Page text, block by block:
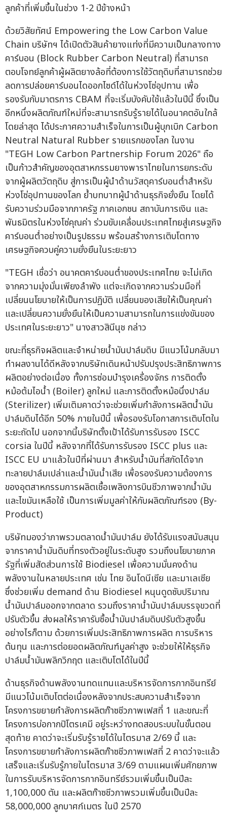
ลูกค้าที่เพิ่มขึ้นในช่วง 1-2 ปีข้างหน้า
ด้วยวิสัยทัศน์ Empowering the Low Carbon Value
Chain บริษัทฯ ได้เปิดตัวสินค้ายางแท่งที่มีความเป็นกลางทาง
คาร์บอน (Block Rubber Carbon Neutral) ที่สามารถ
ตอบโจทย์ลูกค้าผู้ผลิตยางล้อที่ต้องการใช้วัตถุดิบที่สามารถช่วย
ลดการปล่อยคาร์บอนไดออกไซด์ได้ในห่วงโซ่อุปทาน เพื่อ
รองรับกับมาตรการ CBAM ที่จะเริ่มบังคับใช้แล้วในปีนี้ ซึ่งเป็น
อีกหนึ่งผลิตภัณฑ์ใหม่ที่จะสามารถรับรู้รายได้ในอนาคตอันใกล้
โดยล่าสุด ได้ประกาศความสำเร็จในการเป็นผู้บุกเบิก Carbon
Neutral Natural Rubber รายแรกของโลก ในงาน
"TEGH Low Carbon Partnership Forum 2026" ถือ
เป็นก้าวสำคัญของอุตสาหกรรมยางพาราไทยในการยกระดับ
จากผู้ผลิตวัตถุดิบ สู่การเป็นผู้นำด้านวัสดุคาร์บอนต่ำสำหรับ
ห่วงโซ่อุปทานของโลก ย้ำบทบาทผู้นำด้านธุรกิจยั่งยืน โดยได้
รับความร่วมมือจากภาครัฐ ภาคเอกชน สถาบันการเงิน และ
พันธมิตรในห่วงโซ่คุณค่า ร่วมขับเคลื่อนประเทศไทยสู่เศรษฐกิจ
คาร์บอนต่ำอย่างเป็นรูปธรรม พร้อมสร้างการเติบโตทาง
เศรษฐกิจควบคู่ความยั่งยืนในระยะยาว
"TEGH เชื่อว่า อนาคตคาร์บอนต่ำของประเทศไทย จะไม่เกิด
จากความมุ่งมั่นเพียงลำพัง แต่จะเกิดจากความร่วมมือที่
เปลี่ยนนโยบายให้เป็นการปฏิบัติ เปลี่ยนของเสียให้เป็นคุณค่า
และเปลี่ยนความยั่งยืนให้เป็นความสามารถในการแข่งขันของ
ประเทศในระยะยาว" นางสาวสินีนุช กล่าว
ขณะที่ธุรกิจผลิตและจำหน่ายน้ำมันปาล์มดิบ มีแนวโน้มกลับมา
ทำผลงานได้ดีหลังจากบริษัทเดินหน้าปรับปรุงประสิทธิภาพการ
ผลิตอย่างต่อเนื่อง ทั้งการซ่อมบำรุงเครื่องจักร การติดตั้ง
หม้อต้มไอน้ำ (Boiler) ลูกใหม่ และการติดตั้งหม้อนึ่งปาล์ม
(Sterilizer) เพิ่มเติมคาดว่าจะช่วยเพิ่มกำลังการผลิตน้ำมัน
ปาล์มดิบได้อีก 50% ภายในปีนี้ เพื่อรองรับโอกาสการเติบโตใน
ระยะถัดไป นอกจากนี้บริษัทตั้งเป้าได้รับการรับรอง ISCC
corsia ในปีนี้ หลังจากที่ได้รับการรับรอง ISCC plus และ
ISCC EU มาแล้วในปีที่ผ่านมา สำหรับน้ำมันที่สกัดได้จาก
ทะลายปาล์มเปล่าและน้ำมันน้ำเสีย เพื่อรองรับความต้องการ
ของอุตสาหกรรมการผลิตเชื้อเพลิงการบินชีวภาพจากน้ำมัน
และไขมันเหลือใช้ เป็นการเพิ่มมูลค่าให้กับผลิตภัณฑ์รอง (By-
Product)
บริษัทมองว่าภาพรวมตลาดน้ำมันปาล์ม ยังได้รับแรงสนับสนุน
จากราคาน้ำมันดิบที่ทรงตัวอยู่ในระดับสูง รวมถึงนโยบายภาค
รัฐที่เพิ่มสัดส่วนการใช้ Biodiesel เพื่อความมั่นคงด้าน
พลังงานในหลายประเทศ เช่น ไทย อินโดนีเซีย และมาเลเซีย
ซึ่งช่วยเพิ่ม demand ด้าน Biodiesel หนุนดูดซับปริมาณ
น้ำมันปาล์มออกจากตลาด รวมถึงราคาน้ำมันปาล์มบรรจุขวดที่
ปรับตัวขึ้น ส่งผลให้ราคารับซื้อน้ำมันปาล์มดิบปรับตัวสูงขึ้น
อย่างไรก็ตาม ด้วยการเพิ่มประสิทธิภาพการผลิต การบริหาร
ต้นทุน และการต่อยอดผลิตภัณฑ์มูลค่าสูง จะช่วยให้ให้ธุรกิจ
ปาล์มน้ำมันพลิกวิกฤต และเติบโตได้ในปีนี้
ด้านธุรกิจด้านพลังงานทดแทนและบริหารจัดการกากอินทรีย์
มีแนวโน้มเติบโตต่อเนื่องหลังจากประสบความสำเร็จจาก
โครงการขยายกำลังการผลิตก๊าซชีวภาพเฟสที่ 1 และขณะที่
โครงการบ่อกากปิโตรเคมี อยู่ระหว่างทดสอบระบบในขั้นตอน
สุดท้าย คาดว่าจะเริ่มรับรู้รายได้ในไตรมาส 2/69 นี้ และ
โครงการขยายกำลังการผลิตก๊าซชีวภาพเฟสที่ 2 คาดว่าจะแล้ว
เสร็จและเริ่มรับรู้ภายในไตรมาส 3/69 ตามแผนเพิ่มศักยภาพ
ในการรับบริหารจัดการกากอินทรีย์รวมเพิ่มขึ้นเป็นปีละ
1,100,000 ตัน และผลิตก๊าซชีวภาพรวมเพิ่มขึ้นเป็นปีละ
58,000,000 ลูกบาศก์เมตร ในปี 2570